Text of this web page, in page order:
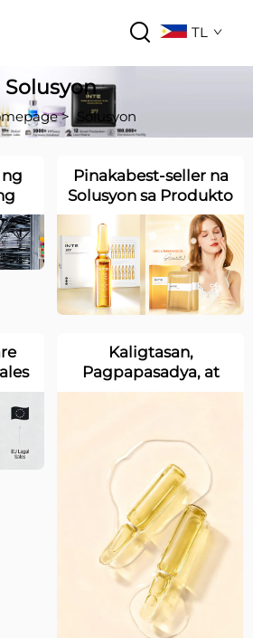
TL
Solusyon
>Solusyon
Pinakabest-seller na
Solusyon sa Produkto
na Nagtatampok ng
Top 10 na Trending na
Sangkap sa Europa at
Hilagang Amerika
Kaligtasan,
Pagpapasadya, at
Pagkakasunod-sunod
Global na Beauty
Salon na Off-line ang
mga Ampoule ng
INTE